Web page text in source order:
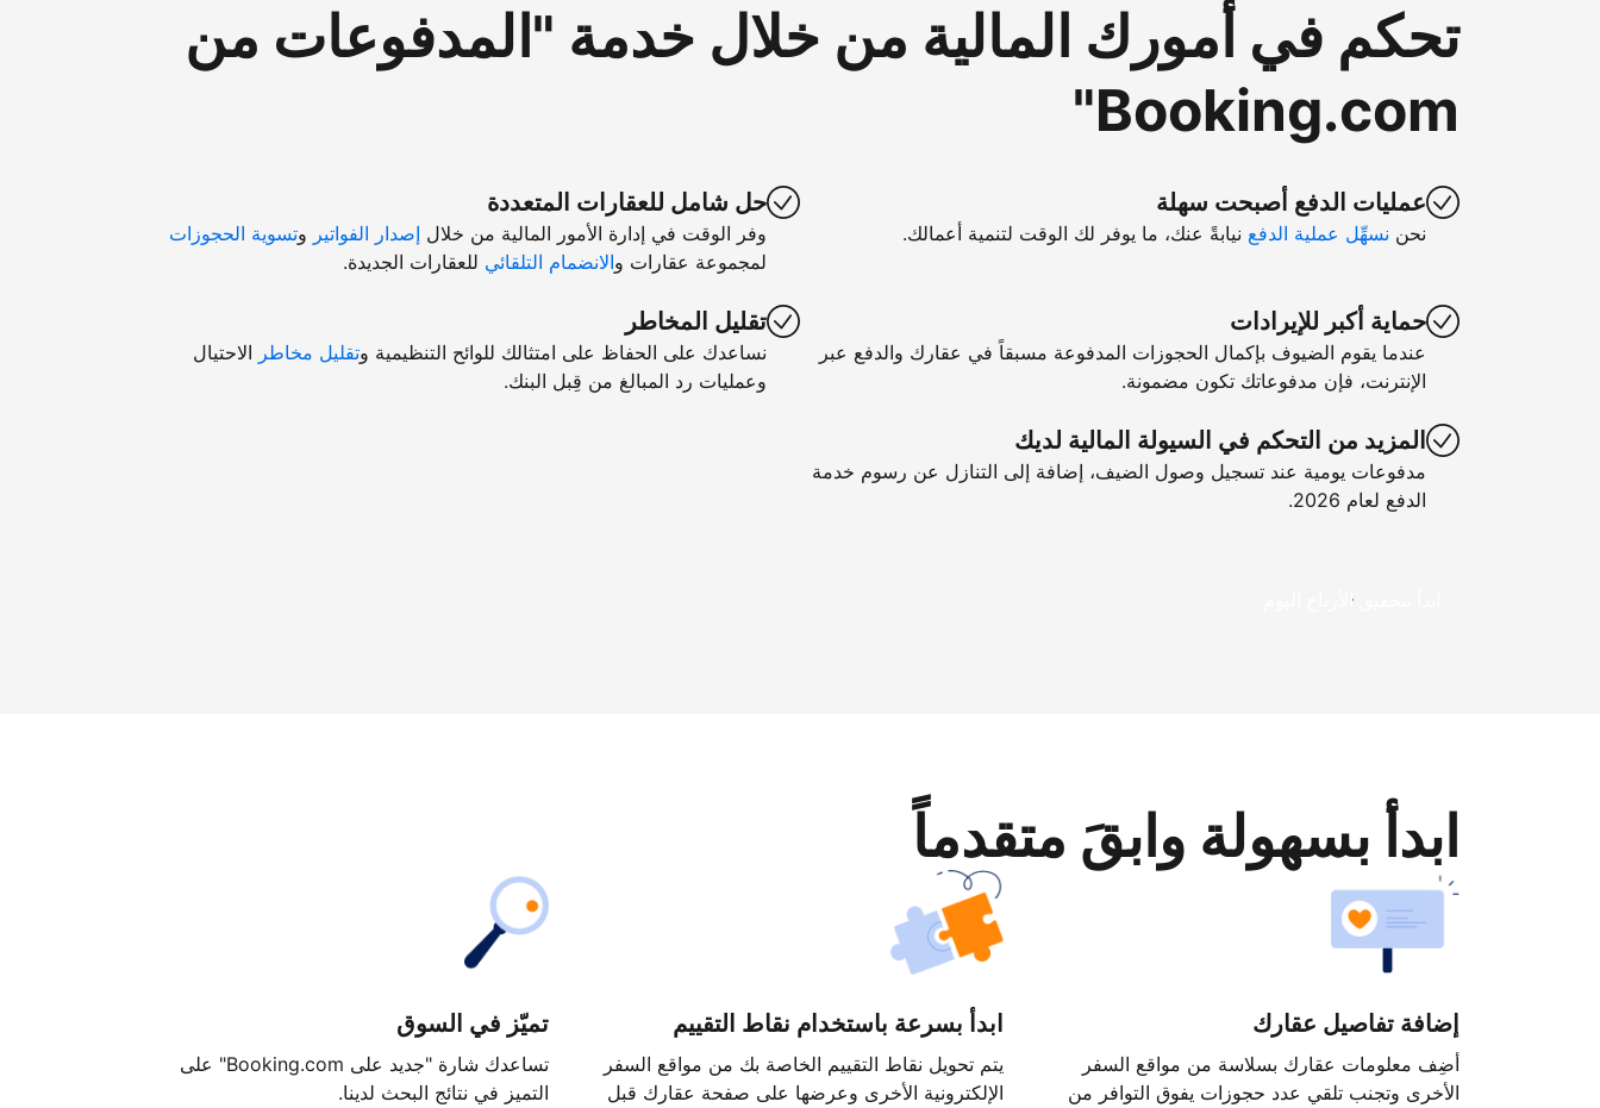
تحكم في أمورك المالية من خلال خدمة "المدفوعات من
Booking.com"
عمليات الدفع أصبحت سهلة
نحن نسهِّل عملية الدفع نيابةً عنك، ما يوفر لك الوقت لتنمية أعمالك.
حماية أكبر للإيرادات
عندما يقوم الضيوف بإكمال الحجوزات المدفوعة مسبقاً في عقارك والدفع عبر
الإنترنت، فإن مدفوعاتك تكون مضمونة.
المزيد من التحكم في السيولة المالية لديك
مدفوعات يومية عند تسجيل وصول الضيف، إضافة إلى التنازل عن رسوم خدمة
الدفع لعام 2026.
حل شامل للعقارات المتعددة
وفر الوقت في إدارة الأمور المالية من خلال إصدار الفواتير وتسوية الحجوزات
لمجموعة عقارات والانضمام التلقائي للعقارات الجديدة.
تقليل المخاطر
نساعدك على الحفاظ على امتثالك للوائح التنظيمية وتقليل مخاطر الاحتيال
وعمليات رد المبالغ من قِبل البنك.
ابدأ بتحقيق الأرباح اليوم
ابدأ بسهولة وابقَ متقدماً
إضافة تفاصيل عقارك
أضِف معلومات عقارك بسلاسة من مواقع السفر
الأخرى وتجنب تلقي عدد حجوزات يفوق التوافر من
ابدأ بسرعة باستخدام نقاط التقييم
يتم تحويل نقاط التقييم الخاصة بك من مواقع السفر
الإلكترونية الأخرى وعرضها على صفحة عقارك قبل
تميّز في السوق
تساعدك شارة "جديد على Booking.com" على
التميز في نتائج البحث لدينا.